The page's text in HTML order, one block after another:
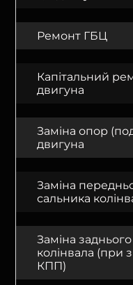
Ремонт ГБЦ
Капітальний
двигуна
Заміна опор
двигуна
Заміна
сальника
Заміна
колінвала (при
КПП)